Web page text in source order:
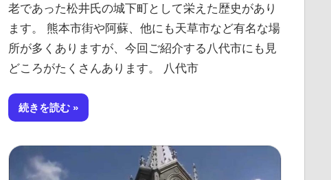
老であった松井氏の城下町として栄えた歴史があり
ます。 熊本市街や阿蘇、他にも天草市など有名な場
所が多くありますが、今回ご紹介する八代市にも見
どころがたくさんあります。 八代市
続きを読む